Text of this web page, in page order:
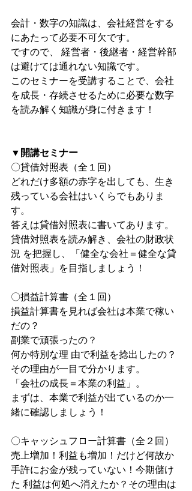
会計・数字の知識は、会社経営をする
にあたって必要不可欠です。
ですので、 経営者・後継者・経営幹部
は避けては通れない知識です。
このセミナーを受講することで、会社
を成長・存続させるために必要な数字
を読み解く知識が身に付きます！
▼開講セミナー
〇貸借対照表（全１回）
どれだけ多額の赤字を出しても、生き
残っている会社はいくらでもありま
す。
答えは貸借対照表に書いてあります。
貸借対照表を読み解き、会社の財政状
況 を把握し、「健全な会社＝健全な貸
借対照表」を目指しましょう！
〇損益計算書（全１回）
損益計算書を見れば会社は本業で稼い
だの？
副業で頑張ったの？
何か特別な理 由で利益を捻出したの？
その理由が一目で分かります。
「会社の成長＝本業の利益」。
まずは、本業で利益が出ているのか一
緒に確認しましょう！
〇キャッシュフロー計算書（全２回）
売上増加！利益も増加！だけど何故か
手許にお金が残っていない！今期儲け
た 利益は何処へ消えたか？その理由は